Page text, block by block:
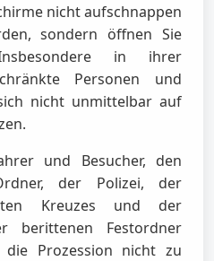
nicht aufschnappen
sondern öffnen Sie
in ihrer
Personen und
nicht unmittelbar auf
und Besucher, den
der Polizei, der
Kreuzes und der
berittenen Festordner
Prozession nicht zu